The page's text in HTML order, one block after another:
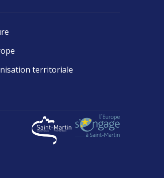
territoriale